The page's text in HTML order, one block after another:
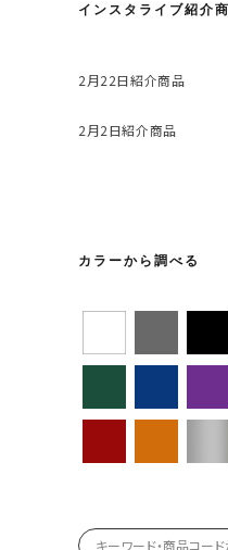
インスタライブ紹介
2月22日紹介商品
2月2日紹介商品
カラーから調べる